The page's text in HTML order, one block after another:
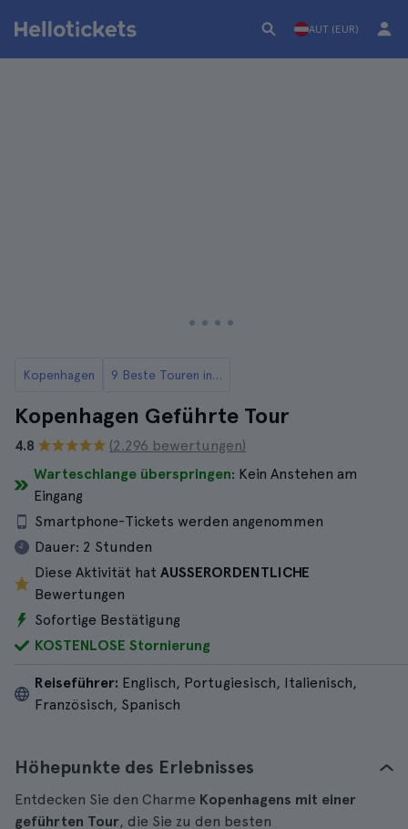
AUT (EUR)
Kopenhagen 9 Beste Touren in Kopenhagen
Kopenhagen Geführte Tour
4.8
(2.296 bewertungen)
Warteschlange überspringen: Kein Anstehen am
Eingang
Smartphone-Tickets werden angenommen
Dauer: 2 Stunden
Diese Aktivität hat AUSSERORDENTLICHE
Bewertungen
Sofortige Bestätigung
KOSTENLOSE Stornierung
Reiseführer: Englisch, Portugiesisch, Italienisch,
Französisch, Spanisch
Höhepunkte des Erlebnisses
Entdecken Sie den Charme Kopenhagens mit einer
geführten Tour, die Sie zu den besten